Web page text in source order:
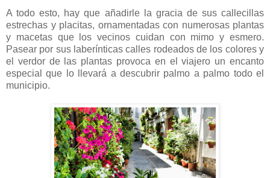
A todo esto, hay que añadirle la gracia de sus callecillas
estrechas y placitas, ornamentadas con numerosas plantas
y macetas que los vecinos cuidan con mimo y esmero.
Pasear por sus laberínticas calles rodeados de los colores y
el verdor de las plantas provoca en el viajero un encanto
especial que lo llevará a descubrir palmo a palmo todo el
municipio.